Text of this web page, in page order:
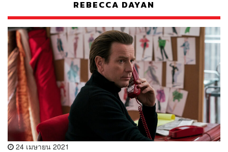
REBECCA DAYAN
24 เมษายน 2021